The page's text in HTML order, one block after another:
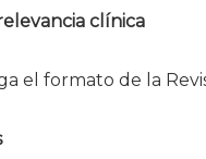
clínica
el formato de la